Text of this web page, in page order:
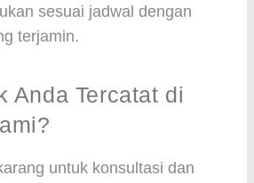
sesuai jadwal dengan
terjamin.
Anda Tercatat di
untuk konsultasi dan